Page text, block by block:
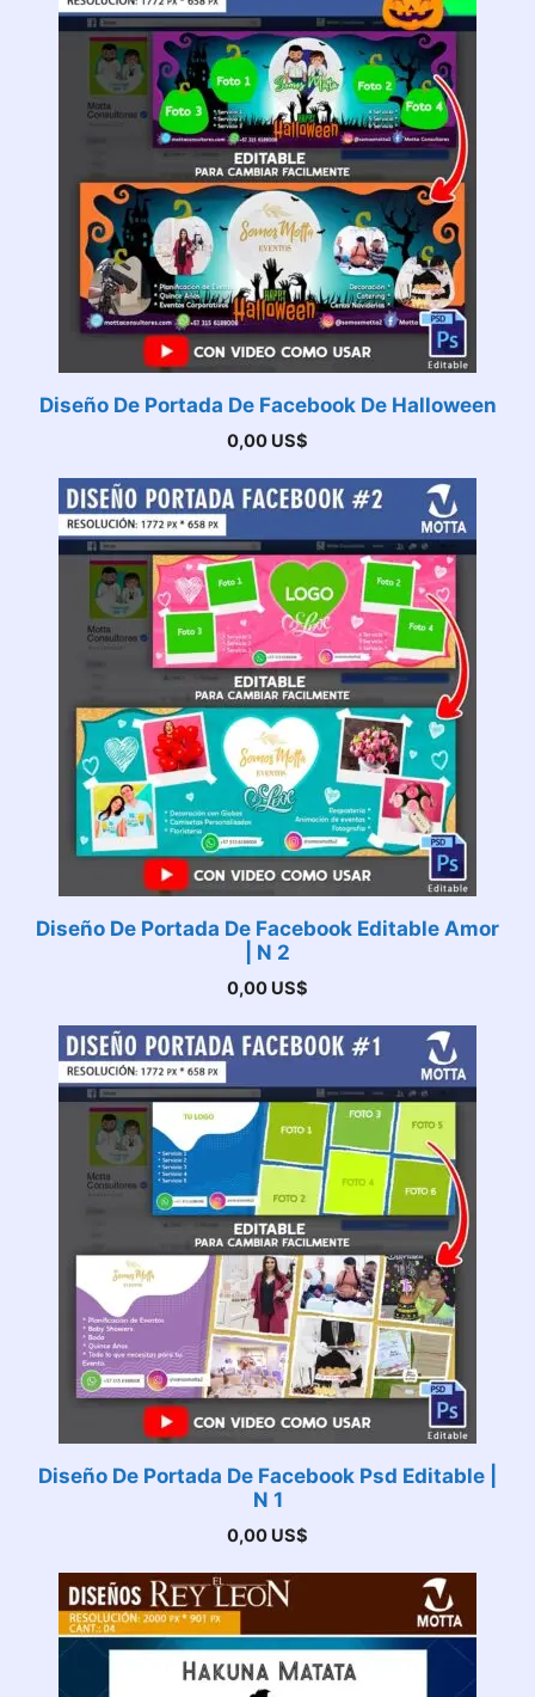
Diseño De Portada De Facebook De Halloween
0,00 US$
Diseño De Portada De Facebook Editable Amor
| N 2
0,00 US$
Diseño De Portada De Facebook Psd Editable |
N 1
0,00 US$